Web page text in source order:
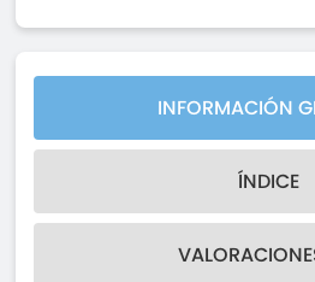
INFORMACIÓN
ÍNDICE